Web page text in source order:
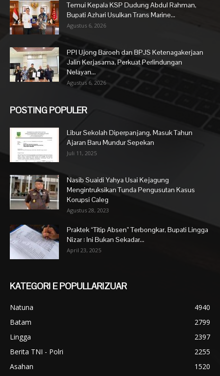
Temui Kepala KSP Dudung Abdul Rahman,
Bupati Azhari Usulkan Trans Marine...
Agustus 6, 2026
PPI Ujong Baroeh dan BPJS Ketenagakerjaan
Jalin Kerjasama, Perkuat Perlindungan
Nelayan...
Agustus 6, 2026
POSTING POPULER
Libur Sekolah Diperpanjang, Masuk Tahun
Ajaran Baru Mundur Sepekan
Juli 11, 2025
Nasib Suaidi Yahya Usai Kejagung
Mengintruksikan Tunda Pengusutan Kasus
Korupsi Caleg
Agustus 28, 2023
Praktek “Titip Absen” Terbongkar, Bupati Lingga
Nizar : Ini Bukan Sekadar...
April 23, 2025
KATEGORI E POPULLARIZUAR
Natuna
4940
Batam
2799
Lingga
2397
Berita TNI - Polri
2255
Asahan
1520